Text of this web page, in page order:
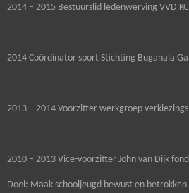
2014 – 2015 Bestuurslid ledenwerving VVD
2014 Coördinator sport Stichting Buganala
2013 – 2014 Voorzitter werkgroep
2010 – 2013 Vice-voorzitter John van Dijk
Doel: Maak schooljeugd bewust en